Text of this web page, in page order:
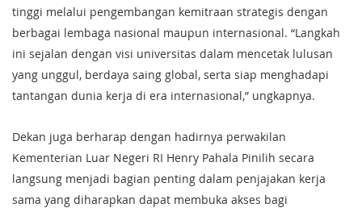
tinggi melalui pengembangan kemitraan strategis dengan
berbagai lembaga nasional maupun internasional. “Langkah
ini sejalan dengan visi universitas dalam mencetak lulusan
yang unggul, berdaya saing global, serta siap menghadapi
tantangan dunia kerja di era internasional,” ungkapnya.
Dekan juga berharap dengan hadirnya perwakilan
Kementerian Luar Negeri RI Henry Pahala Pinilih secara
langsung menjadi bagian penting dalam penjajakan kerja
sama yang diharapkan dapat membuka akses bagi